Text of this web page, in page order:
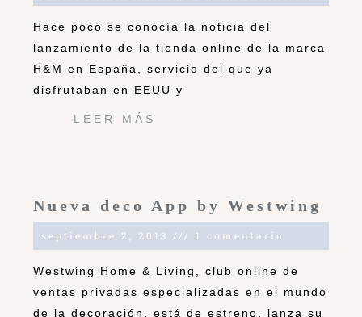
Hace poco se conocía la noticia del
lanzamiento de la tienda online de la marca
H&M en España, servicio del que ya
disfrutaban en EEUU y
LEER MÁS
Nueva deco App by Westwing
septiembre 2, 2013 1 comentario
Westwing Home & Living, club online de
ventas privadas especializadas en el mundo
de la decoración, está de estreno, lanza su